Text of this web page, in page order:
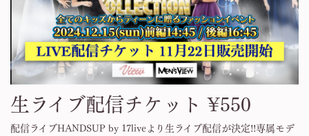
生ライブ配信チケット ¥550
配信ライブHANDSUP by 17liveより生ライブ配信が決定!!専属モデ